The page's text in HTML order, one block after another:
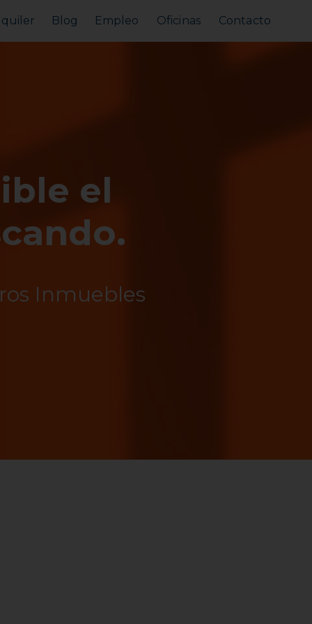
Blog Empleo Oficinas Contacto
el
Inmuebles